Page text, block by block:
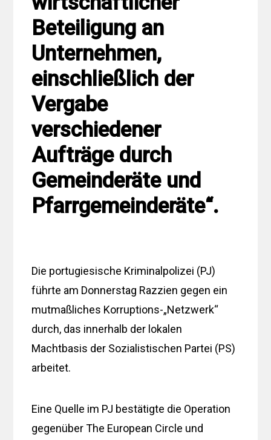
Beteiligung an
Unternehmen,
einschließlich der
Vergabe
verschiedener
Aufträge durch
Gemeinderäte und
Pfarrgemeinderäte“.
Die portugiesische Kriminalpolizei (PJ)
führte am Donnerstag Razzien gegen ein
mutmaßliches Korruptions-„Netzwerk“
durch, das innerhalb der lokalen
Machtbasis der Sozialistischen Partei (PS)
arbeitet.
Eine Quelle im PJ bestätigte die Operation
gegenüber The European Circle und